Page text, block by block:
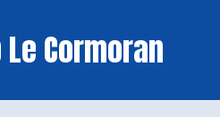
Cormoran